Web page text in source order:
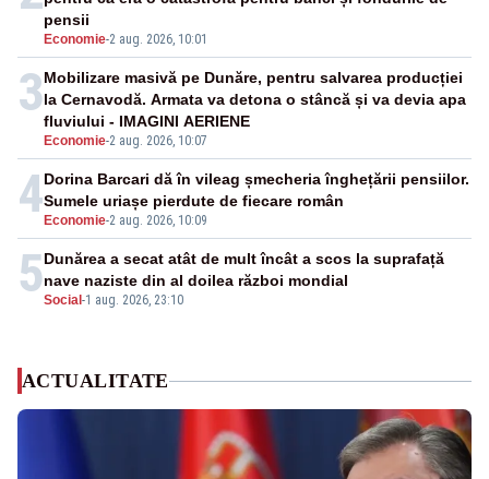
Economie-2 aug. 2026, 10:01
pensii
3
Economie-2 aug. 2026, 10:07
Mobilizare masivă pe Dunăre, pentru salvarea producției
la Cernavodă. Armata va detona o stâncă și va devia apa
fluviului - IMAGINI AERIENE
4 Economie-2 aug. 2026, 10:09
Dorina Barcari dă în vileag șmecheria înghețării pensiilor.
Sumele uriașe pierdute de fiecare român
5Social -1 aug. 2026, 23:10
Dunărea a secat atât de mult încât a scos la suprafață
nave naziste din al doilea război mondial
ACTUALITATE